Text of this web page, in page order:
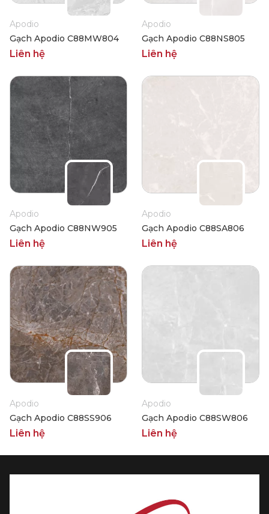
Apodio
Gạch Apodio C88MW804
Liên hệ
Apodio
Gạch Apodio C88NS805
Liên hệ
Apodio
Gạch Apodio C88NW905
Liên hệ
Apodio
Gạch Apodio C88SA806
Liên hệ
Apodio
Gạch Apodio C88SS906
Liên hệ
Apodio
Gạch Apodio C88SW806
Liên hệ